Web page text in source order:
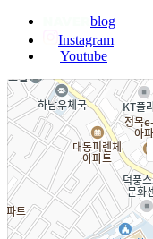
blog
Instagram
Youtube